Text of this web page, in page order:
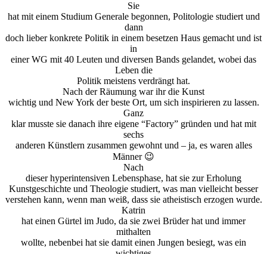
Sie
hat mit einem Studium Generale begonnen, Politologie studiert und
dann
doch lieber konkrete Politik in einem besetzen Haus gemacht und ist
in
einer WG mit 40 Leuten und diversen Bands gelandet, wobei das
Leben die
Politik meistens verdrängt hat.
Nach der Räumung war ihr die Kunst
wichtig und New York der beste Ort, um sich inspirieren zu lassen.
Ganz
klar musste sie danach ihre eigene “Factory” gründen und hat mit
sechs
anderen Künstlern zusammen gewohnt und – ja, es waren alles
Männer 😉
Nach
dieser hyperintensiven Lebensphase, hat sie zur Erholung
Kunstgeschichte und Theologie studiert, was man vielleicht besser
verstehen kann, wenn man weiß, dass sie atheistisch erzogen wurde.
Katrin
hat einen Gürtel im Judo, da sie zwei Brüder hat und immer
mithalten
wollte, nebenbei hat sie damit einen Jungen besiegt, was ein